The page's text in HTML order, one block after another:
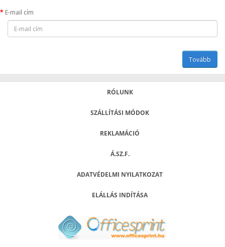
E-mail cím
RÓLUNK
SZÁLLÍTÁSI MÓDOK
REKLAMÁCIÓ
Á.SZ.F.
ADATVÉDELMI NYILATKOZAT
ELÁLLÁS INDÍTÁSA